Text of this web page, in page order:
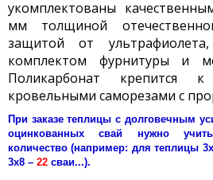
укомплектованы
мм толщиной
защитой от
комплектом фурнитуры и
Поликарбонат крепится
кровельными саморезами с
При заказе теплицы с долговечным
оцинкованных свай нужно
количество (например: для теплицы
3х8 – 22 сваи...).